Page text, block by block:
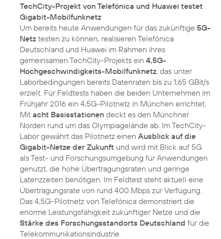
TechCity-Projekt von Telefónica und Huawei testet
Gigabit-Mobilfunknetz
Um bereits heute Anwendungen für das zukünftige 5G-
Netz testen zu können, realisieren Telefónica
Deutschland und Huawei im Rahmen ihres
gemeinsamen TechCity-Projekts ein 4,5G-
Hochgeschwindigkeits-Mobilfunknetz, das unter
Laborbedingungen bereits Datenraten bis zu 1,65 GBit/s
erzielt. Für Feldtests haben die beiden Unternehmen im
Frühjahr 2016 ein 4,5G-Pilotnetz in München errichtet.
Mit acht Basisstationen deckt es den Münchner
Norden rund um das Olympiagelände ab. Im TechCity-
Labor gewährt das Pilotnetz einen Ausblick auf die
Gigabit-Netze der Zukunft und wird mit Blick auf 5G
als Test- und Forschungsumgebung für Anwendungen
genutzt, die hohe Übertragungsraten und geringe
Latenzzeiten benötigen. Im Feldtest steht aktuell eine
Übertragungsrate von rund 400 Mbps zur Verfügung.
Das 4,5G-Pilotnetz von Telefónica demonstriert die
enorme Leistungsfähigkeit zukünftiger Netze und die
Stärke des Forschungsstandorts Deutschland für die
Telekommunikationsindustrie.